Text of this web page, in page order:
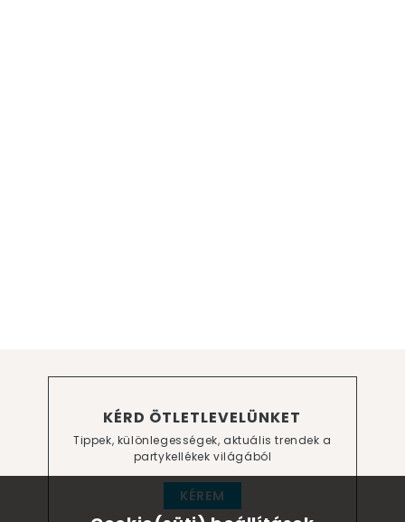
KÉRD ÖTLETLEVELÜNKET
Tippek, különlegességek, aktuális trendek a
partykellékek világából
KÉREM